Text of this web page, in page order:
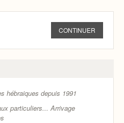
CONTINUER
hébraiques depuis 1991
particuliers...Arrivage